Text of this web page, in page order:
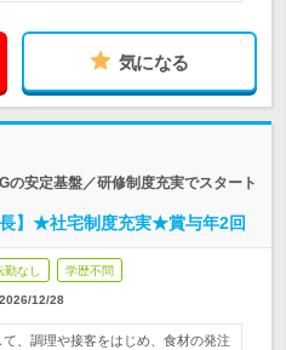
気になる
の安定基盤／研修制度充実でスタート
】★社宅制度充実★賞与年2回
勤なし 学歴不問
2026/12/28
て、調理や接客をはじめ、食材の発注